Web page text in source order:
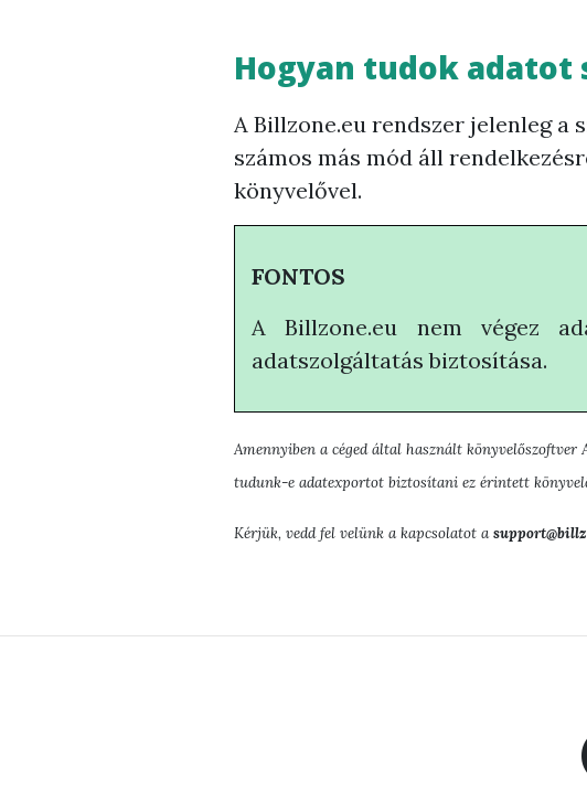
Hogyan tudok adatot
A Billzone.eu rendszer jelenleg a
számos más mód áll
könyvelővel.
FONTOS
A Billzone.eu nem végez
adatszolgáltatás biztosítása.
Amennyiben a céged által használt könyvelőszoftver
tudunk-e adatexportot biztosítani ez érintett
Kérjük, vedd fel velünk a kapcsolatot a